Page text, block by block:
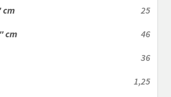
25
46
36
1,25